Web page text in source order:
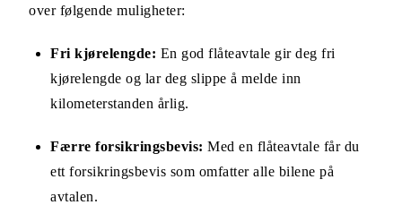
over følgende muligheter:
Fri kjørelengde: En god flåteavtale gir deg fri
kjørelengde og lar deg slippe å melde inn
kilometerstanden årlig.
Færre forsikringsbevis: Med en flåteavtale får du
ett forsikringsbevis som omfatter alle bilene på
avtalen.